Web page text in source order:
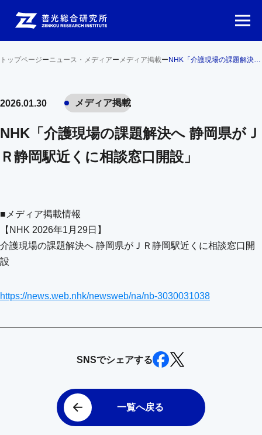
トップページーニュース・メディアー メディア掲載ー NHK「介護現場の課題解決へ 静岡県がＪＲ静岡駅近くに相談窓口開設」
2026.01.30 メディア掲載
NHK「介護現場の課題解決へ 静岡県がＪ
Ｒ静岡駅近くに相談窓口開設」
■メディア掲載情報
【NHK 2026年1月29日】
介護現場の課題解決へ 静岡県がＪＲ静岡駅近くに相談窓口開
設
https://news.web.nhk/newsweb/na/nb-3030031038
SNSでシェアする
一覧へ戻る